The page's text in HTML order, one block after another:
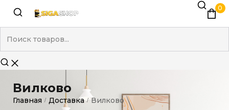
0
Вилково
Главная / Доставка / Вилково